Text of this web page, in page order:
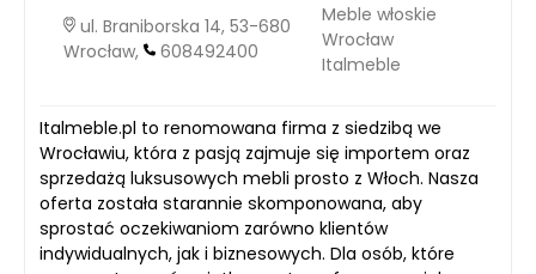
ul. Braniborska 14, 53-680
Wrocław,
608492400
Meble włoskie
Wrocław
Italmeble
Italmeble.pl to renomowana firma z siedzibą we
Wrocławiu, która z pasją zajmuje się importem oraz
sprzedażą luksusowych mebli prosto z Włoch. Nasza
oferta została starannie skomponowana, aby
sprostać oczekiwaniom zarówno klientów
indywidualnych, jak i biznesowych. Dla osób, które